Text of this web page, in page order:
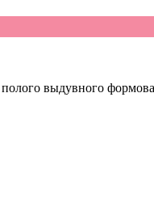
выдувного